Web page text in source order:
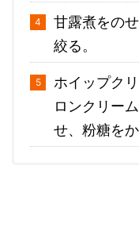
甘露煮をの
絞る。
ホイップク
ロンクリー
せ、粉糖をか